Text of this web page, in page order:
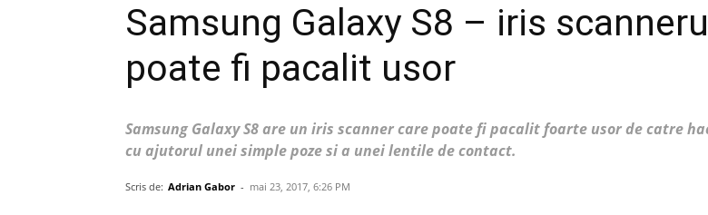
–
iDevice.ro
Samsung Galaxy S8 – iris scannerul
poate fi pacalit usor
Samsung Galaxy S8 are un iris scanner care poate fi pacalit foarte usor de catre
cu ajutorul unei simple poze si a unei lentile de contact.
Scris de: Adrian Gabor - mai 23, 2017, 6:26 PM